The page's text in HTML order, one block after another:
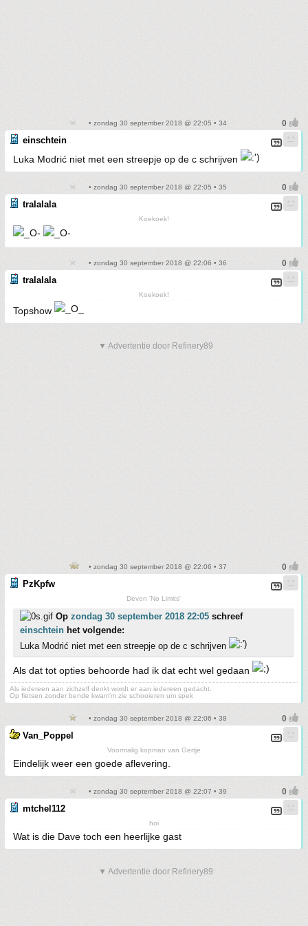
• zondag 30 september 2018 @ 22:05 • 34
einschtein
Luka Modrić niet met een streepje op de c schrijven
• zondag 30 september 2018 @ 22:05 • 35
tralalala
Koekoek!
• zondag 30 september 2018 @ 22:06 • 36
tralalala
Koekoek!
Topshow
▼ Advertentie door Refinery89
• zondag 30 september 2018 @ 22:06 • 37
PzKpfw
Devon 'No Limits'
Op zondag 30 september 2018 22:05 schreef
einschtein het volgende:
Luka Modrić niet met een streepje op de c schrijven
Als dat tot opties behoorde had ik dat echt wel gedaan
Als iedereen aan zichzelf denkt wordt er aan iedereen gedacht.
Op fietsen zonder bende kwam'm zie schooieren um spek
• zondag 30 september 2018 @ 22:06 • 38
Van_Poppel
Voormalig kopman van Gertje
Eindelijk weer een goede aflevering.
• zondag 30 september 2018 @ 22:07 • 39
mtchel112
hoi
Wat is die Dave toch een heerlijke gast
▼ Advertentie door Refinery89